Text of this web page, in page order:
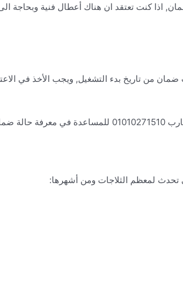
خارج الضمان, اذا كنت تعتقد ان هناك أعطال
شارب تتراوح ما بين 5 الى 10 سنوات ضمان من تاريخ بدء
تحدث لمعظم الثلاجات ومن أشهرها: